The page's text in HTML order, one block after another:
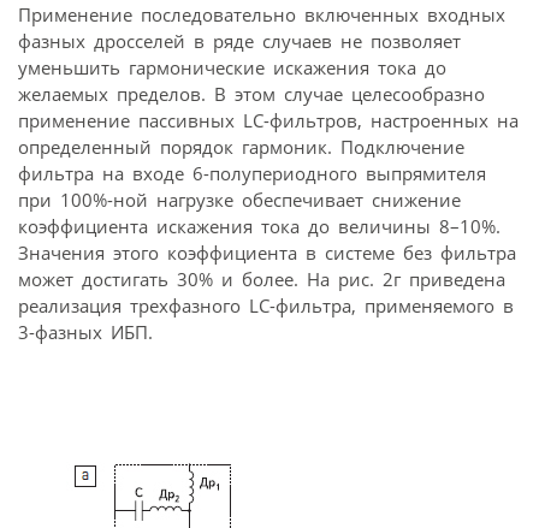
Применение последовательно включенных входных
фазных дросселей в ряде случаев не позволяет
уменьшить гармонические искажения тока до
желаемых пределов. В этом случае целесообразно
применение пассивных LC-фильтров, настроенных на
определенный порядок гармоник. Подключение
фильтра на входе 6-полупериодного выпрямителя
при 100%-ной нагрузке обеспечивает снижение
коэффициента искажения тока до величины 8–10%.
Значения этого коэффициента в системе без фильтра
может достигать 30% и более. На рис. 2г приведена
реализация трехфазного LC-фильтра, применяемого в
3-фазных ИБП.